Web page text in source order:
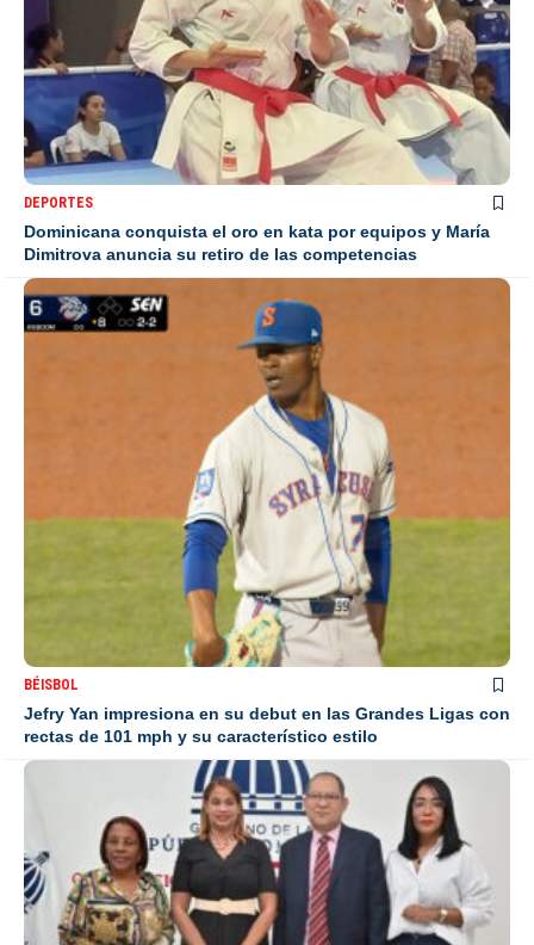
DEPORTES
Dominicana conquista el oro en kata por equipos y María
Dimitrova anuncia su retiro de las competencias
BÉISBOL
Jefry Yan impresiona en su debut en las Grandes Ligas con
rectas de 101 mph y su característico estilo